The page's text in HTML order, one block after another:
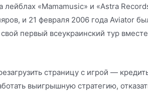
лейблах «Mamamusic» и «Astra
и 21 февраля 2006 года Aviator
первый всеукраинский тур
страницу с игрой —
выигрышную стратегию,